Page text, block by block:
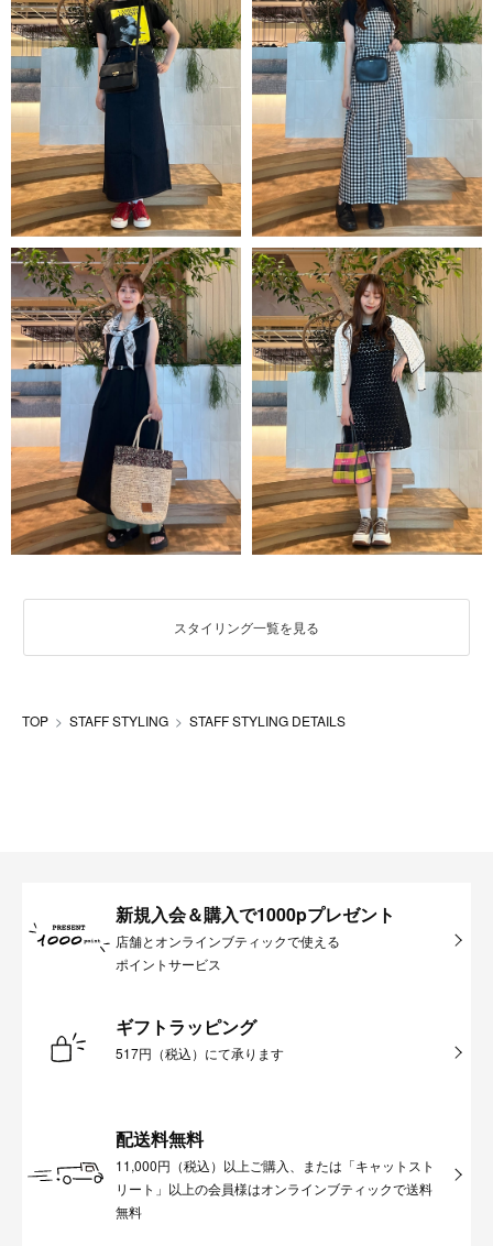
スタイリング一覧を見る
TOP STAFF STYLING STAFF STYLING DETAILS
新規入会＆購入で1000pプレゼント
店舗とオンラインブティックで使える
ポイントサービス
ギフトラッピング
517円（税込）にて承ります
配送料無料
11,000円（税込）以上ご購入、または「キャットスト
リート」以上の会員様はオンラインブティックで送料
無料